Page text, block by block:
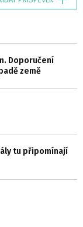
Doporučení
země
tu připomínají